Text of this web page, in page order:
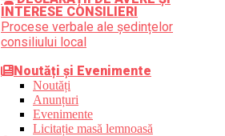
INTERESE CONSILIERI
Procese verbale ale ședințelor
consiliului local
Noutăți și Evenimente
Noutăți
Anunțuri
Evenimente
Licitație masă lemnoasă